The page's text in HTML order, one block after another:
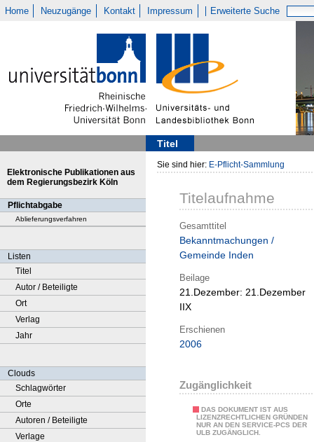
Home Neuzugänge Kontakt Impressum Erweiterte Suche
Titel
Elektronische Publikationen aus
dem Regierungsbezirk Köln
Pflichtabgabe
Ablieferungsverfahren
Listen
Titel
Autor / Beteiligte
Ort
Verlag
Jahr
Clouds
Schlagwörter
Orte
Autoren / Beteiligte
Verlage
Sie sind hier: E-Pflicht-Sammlung
Titelaufnahme
Gesamttitel
Bekanntmachungen /
Gemeinde Inden
Beilage
21.Dezember: 21.Dezember
IIX
Erschienen
2006
Zugänglichkeit
DAS DOKUMENT IST AUS
LIZENZRECHTLICHEN GRÜNDEN
NUR AN DEN SERVICE-PCS DER
ULB ZUGÄNGLICH.